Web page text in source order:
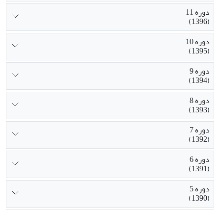
دوره 11
(1396)
دوره 10
(1395)
دوره 9
(1394)
دوره 8
(1393)
دوره 7
(1392)
دوره 6
(1391)
دوره 5
(1390)